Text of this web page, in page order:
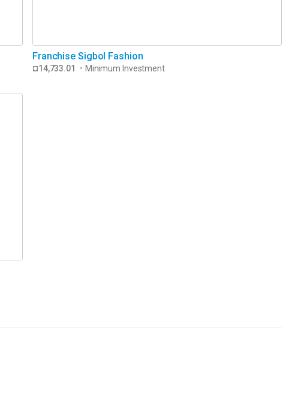
¤14,733.01 • Minimum Investment
Franchise Sigbol Fashion